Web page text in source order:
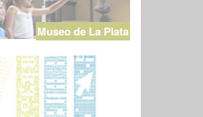
Museo de La Plata